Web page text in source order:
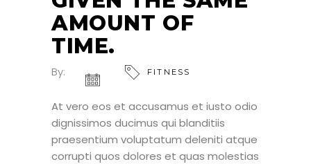
AMOUNT OF
TIME.
By: FITNESS
At vero eos et accusamus et iusto odio
dignissimos ducimus qui blanditiis
praesentium voluptatum deleniti atque
corrupti quos dolores et quas molestias